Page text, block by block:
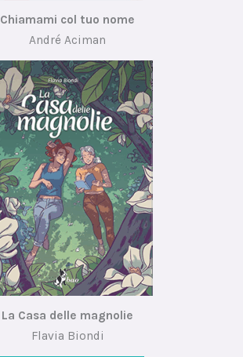
Chiamami col tuo nome
André Aciman
La Casa delle magnolie
Flavia Biondi